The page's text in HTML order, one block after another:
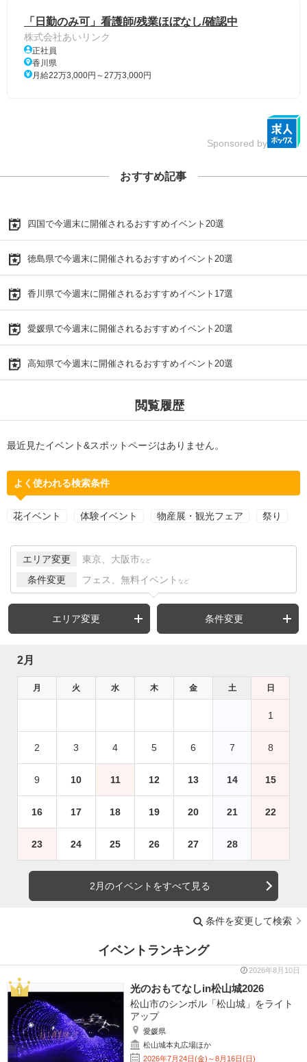
「日勤のみ可」看護師/残業ほぼなし/確認中
株式会社あいリンク
正社員
香川県
月給22万3,000円～27万3,000円
Sponsored by
おすすめ記事
四国で今週末に開催されるおすすめイベント20選
徳島県で今週末に開催されるおすすめイベント20選
香川県で今週末に開催されるおすすめイベント17選
愛媛県で今週末に開催されるおすすめイベント20選
高知県で今週末に開催されるおすすめイベント20選
閲覧履歴
最近見たイベント&スポットページはありません。
よく使われる検索条件
花イベント 体験イベント 物産展・観光フェア 祭り
エリア変更 東京、大阪市 など
条件変更 フェス、無料イベント など
エリア変更 条件変更
2月
月 火 水 木 金 土 日
1
2 3 4 5 6 7 8
9 10 11 12 13 14 15
16 17 18 19 20 21 22
23 24 25 26 27 28
2月のイベントをすべて見る
条件を変更して検索
イベントランキング
2026年8月10日
光のおもてなしin松山城2026
松山市のシンボル「松山城」をライト
アップ
愛媛県
松山城本丸広場ほか
2026年7月24日(金)～8月16日(日)